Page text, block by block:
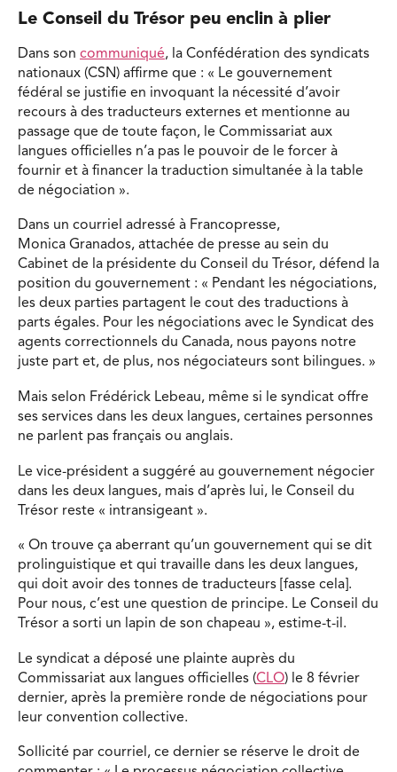
Le Conseil du Trésor peu enclin à plier
Dans son communiqué, la Confédération des syndicats
nationaux (CSN) affirme que : « Le gouvernement
fédéral se justifie en invoquant la nécessité d’avoir
recours à des traducteurs externes et mentionne au
passage que de toute façon, le Commissariat aux
langues officielles n’a pas le pouvoir de le forcer à
fournir et à financer la traduction simultanée à la table
de négociation ».
Dans un courriel adressé à Francopresse,
Monica Granados, attachée de presse au sein du
Cabinet de la présidente du Conseil du Trésor, défend la
position du gouvernement : « Pendant les négociations,
les deux parties partagent le cout des traductions à
parts égales. Pour les négociations avec le Syndicat des
agents correctionnels du Canada, nous payons notre
juste part et, de plus, nos négociateurs sont bilingues. »
Mais selon Frédérick Lebeau, même si le syndicat offre
ses services dans les deux langues, certaines personnes
ne parlent pas français ou anglais.
Le vice-président a suggéré au gouvernement négocier
dans les deux langues, mais d’après lui, le Conseil du
Trésor reste « intransigeant ».
« On trouve ça aberrant qu’un gouvernement qui se dit
prolinguistique et qui travaille dans les deux langues,
qui doit avoir des tonnes de traducteurs [fasse cela].
Pour nous, c’est une question de principe. Le Conseil du
Trésor a sorti un lapin de son chapeau », estime-t-il.
Le syndicat a déposé une plainte auprès du
Commissariat aux langues officielles (CLO) le 8 février
dernier, après la première ronde de négociations pour
leur convention collective.
Sollicité par courriel, ce dernier se réserve le droit de